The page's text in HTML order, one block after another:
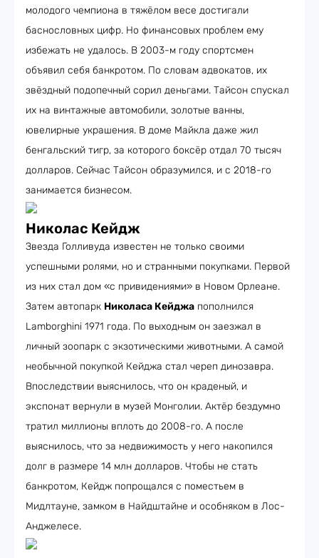
молодого чемпиона в тяжёлом весе достигали
баснословных цифр. Но финансовых проблем ему
избежать не удалось. В 2003-м году спортсмен
объявил себя банкротом. По словам адвокатов, их
звёздный подопечный сорил деньгами. Тайсон спускал
их на винтажные автомобили, золотые ванны,
ювелирные украшения. В доме Майкла даже жил
бенгальский тигр, за которого боксёр отдал 70 тысяч
долларов. Сейчас Тайсон образумился, и с 2018-го
занимается бизнесом.
Николас Кейдж
Звезда Голливуда известен не только своими
успешными ролями, но и странными покупками. Первой
из них стал дом «с привидениями» в Новом Орлеане.
Затем автопарк Николаса Кейджа пополнился
Lamborghini 1971 года. По выходным он заезжал в
личный зоопарк с экзотическими животными. А самой
необычной покупкой Кейджа стал череп динозавра.
Впоследствии выяснилось, что он краденый, и
экспонат вернули в музей Монголии. Актёр бездумно
тратил миллионы вплоть до 2008-го. А после
выяснилось, что за недвижимость у него накопился
долг в размере 14 млн долларов. Чтобы не стать
банкротом, Кейдж попрощался с поместьем в
Мидлтауне, замком в Найдштайне и особняком в Лос-
Анджелесе.